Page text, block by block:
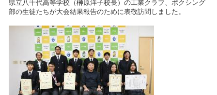
県立八千代高等学校（榊原洋子校長）の工業クラブ、ボクシング
部の生徒たちが大会結果報告のために表敬訪問しました。